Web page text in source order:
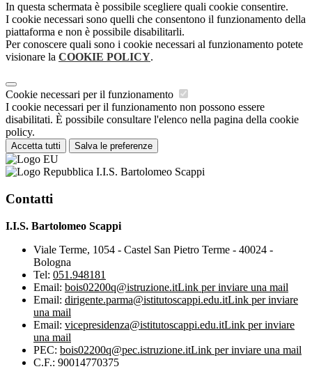
In questa schermata è possibile scegliere quali cookie consentire.
I cookie necessari sono quelli che consentono il funzionamento della
piattaforma e non è possibile disabilitarli.
Per conoscere quali sono i cookie necessari al funzionamento potete
visionare la COOKIE POLICY.
Cookie necessari per il funzionamento
I cookie necessari per il funzionamento non possono essere
disabilitati. È possibile consultare l'elenco nella pagina della cookie
policy.
Accetta tutti Salva le preferenze
I.I.S. Bartolomeo Scappi
Contatti
I.I.S. Bartolomeo Scappi
Viale Terme, 1054 - Castel San Pietro Terme - 40024 -
Bologna
Tel: 051.948181
Email: bois02200q@istruzione.itLink per inviare una mail
Email: dirigente.parma@istitutoscappi.edu.itLink per inviare
una mail
Email: vicepresidenza@istitutoscappi.edu.itLink per inviare
una mail
PEC: bois02200q@pec.istruzione.itLink per inviare una mail
C.F.: 90014770375